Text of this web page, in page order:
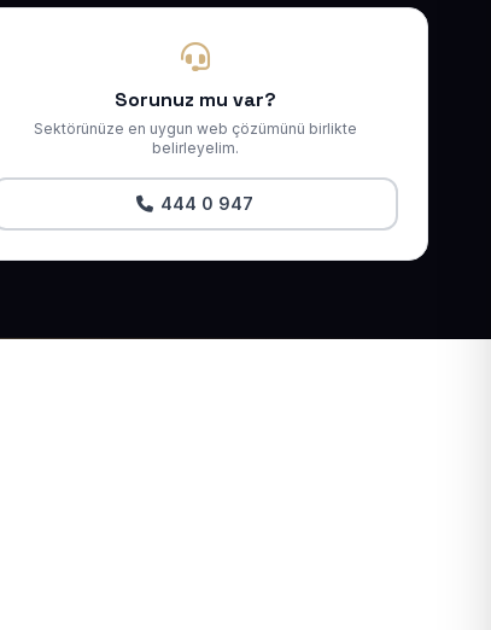
Sorunuz mu var?
Sektörünüze en uygun web çözümünü birlikte
belirleyelim.
444 0 947